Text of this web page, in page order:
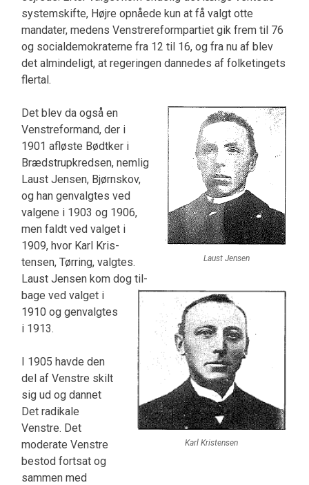
systemskifte, Højre opnåede kun at få valgt otte
mandater, medens Venstrereformpar­tiet gik frem til 76
og socialdemokraterne fra 12 til 16, og fra nu af blev
det almindeligt, at regeringen dannedes af folketingets
flertal.
Laust Jensen
Karl Kristensen
Det blev da også en
Venstreformand, der i
1901 afløste Bødtker i
Brædstrupkredsen, nemlig
Laust Jensen, Bjørn­skov,
og han genvalgtes ved
valgene i 1903 og 1906,
men faldt ved valget i
1909, hvor Karl Kris­
tensen, Tørring, valgtes.
Laust Jensen kom dog til­
bage ved valget i
1910 og genvalgtes
i 1913.
I 1905 havde den
del af Venstre skilt
sig ud og dannet
Det radikale
Venstre. Det
moderate Venstre
bestod fortsat og
sammen med